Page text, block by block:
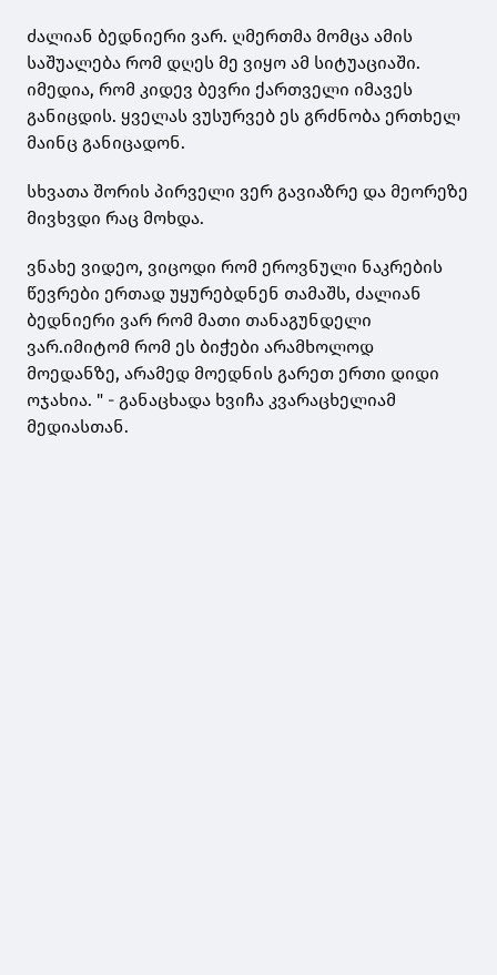
ძალიან ბედნიერი ვარ. ღმერთმა მომცა ამის
საშუალება რომ დღეს მე ვიყო ამ სიტუაციაში.
იმედია, რომ კიდევ ბევრი ქართველი იმავეს
განიცდის. ყველას ვუსურვებ ეს გრძნობა ერთხელ
მაინც განიცადონ.
სხვათა შორის პირველი ვერ გავიაზრე და მეორეზე
მივხვდი რაც მოხდა.
ვნახე ვიდეო, ვიცოდი რომ ეროვნული ნაკრების
წევრები ერთად უყურებდნენ თამაშს, ძალიან
ბედნიერი ვარ რომ მათი თანაგუნდელი
ვარ.იმიტომ რომ ეს ბიჭები არამხოლოდ
მოედანზე, არამედ მოედნის გარეთ ერთი დიდი
ოჯახია. " - განაცხადა ხვიჩა კვარაცხელიამ
მედიასთან.